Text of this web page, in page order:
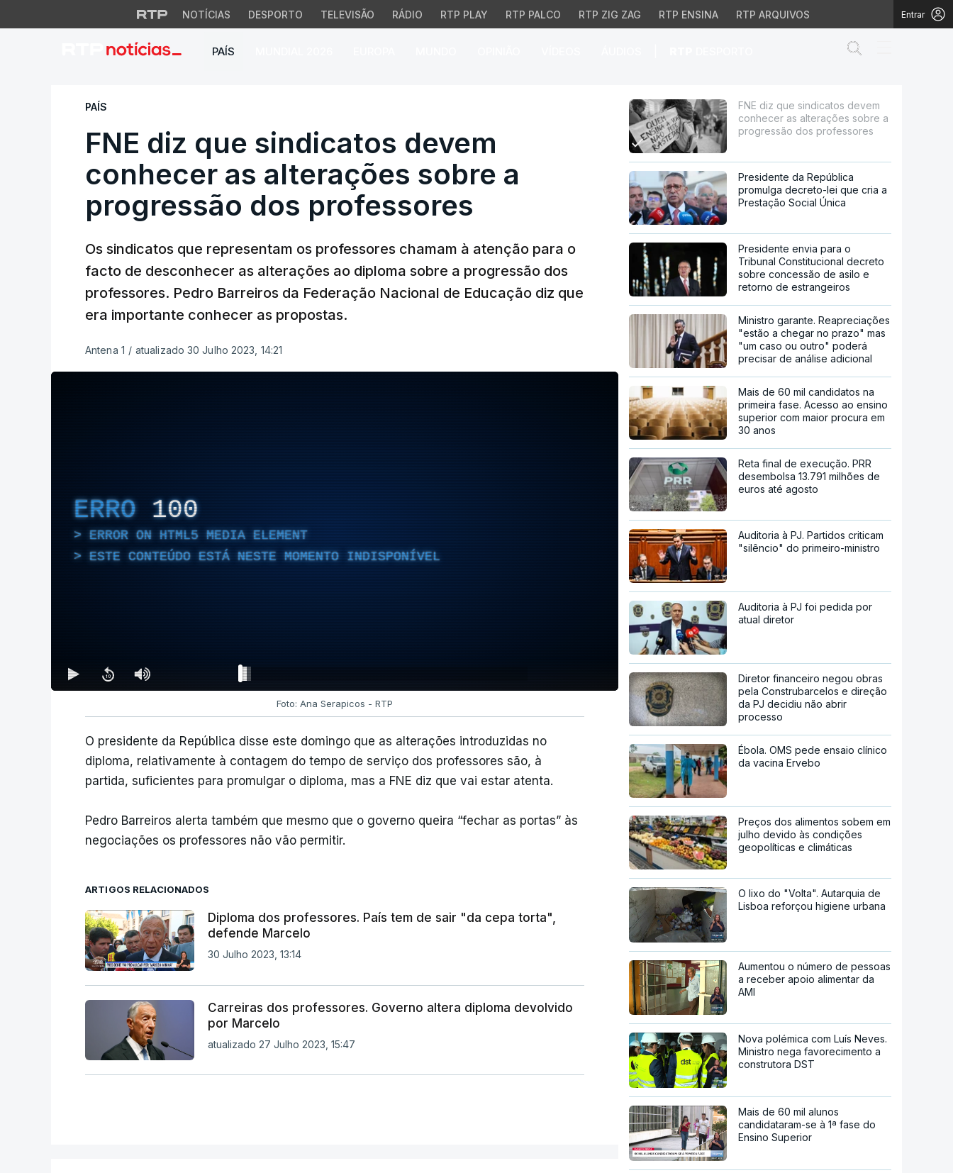
NOTÍCIAS DESPORTO TELEVISÃO RÁDIO RTP PLAY RTP PALCO RTP ZIG ZAG RTP ENSINA RTP ARQUIVOS Entrar
PAÍS
FNE diz que sindicatos devem conhecer as alterações sobre a
PAÍS
FNE diz que sindicatos devem
conhecer as alterações sobre a
progressão dos professores
Os sindicatos que representam os professores chamam à atenção para o
facto de desconhecer as alterações ao diploma sobre a progressão dos
professores. Pedro Barreiros da Federação Nacional de Educação diz que
era importante conhecer as propostas.
Antena 1 / atualizado 30 Julho 2023, 14:21
ERRO 100
ERROR ON HTML5 MEDIA ELEMENT
ESTE CONTEÚDO ESTÁ NESTE MOMENTO INDISPONÍVEL
Foto: Ana Serapicos - RTP
O presidente da República disse este domingo que as alterações introduzidas no
diploma, relativamente à contagem do tempo de serviço dos professores são, à
partida, suficientes para promulgar o diploma, mas a FNE diz que vai estar atenta.
Pedro Barreiros alerta também que mesmo que o governo queira “fechar as portas” às
negociações os professores não vão permitir.
ARTIGOS RELACIONADOS
Diploma dos professores. País tem de sair "da cepa torta",
defende Marcelo
30 Julho 2023, 13:14
Carreiras dos professores. Governo altera diploma devolvido
por Marcelo
atualizado 27 Julho 2023, 15:47
FNE diz que sindicatos devem
conhecer as alterações sobre a
progressão dos professores
Presidente da República
promulga decreto-lei que cria a
Prestação Social Única
Presidente envia para o
Tribunal Constitucional decreto
sobre concessão de asilo e
retorno de estrangeiros
Ministro garante. Reapreciações
"estão a chegar no prazo" mas
"um caso ou outro" poderá
precisar de análise adicional
Mais de 60 mil candidatos na
primeira fase. Acesso ao ensino
superior com maior procura em
30 anos
Reta final de execução. PRR
desembolsa 13.791 milhões de
euros até agosto
Auditoria à PJ. Partidos criticam
"silêncio" do primeiro-ministro
Auditoria à PJ foi pedida por
atual diretor
Diretor financeiro negou obras
pela Construbarcelos e direção
da PJ decidiu não abrir
processo
Ébola. OMS pede ensaio clínico
da vacina Ervebo
Preços dos alimentos sobem em
julho devido às condições
geopolíticas e climáticas
O lixo do "Volta". Autarquia de
Lisboa reforçou higiene urbana
Aumentou o número de pessoas
a receber apoio alimentar da
AMI
Nova polémica com Luís Neves.
Ministro nega favorecimento a
construtora DST
Mais de 60 mil alunos
candidataram-se à 1ª fase do
Ensino Superior